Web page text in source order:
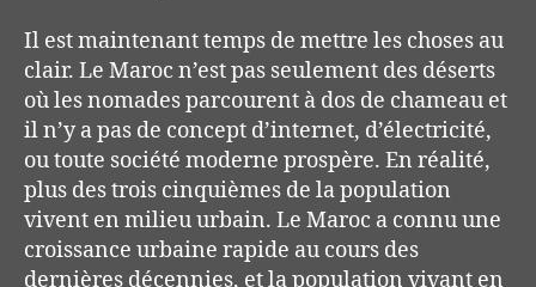
Il est maintenant temps de mettre les choses au
clair. Le Maroc n’est pas seulement des déserts
où les nomades parcourent à dos de chameau et
il n’y a pas de concept d’internet, d’électricité,
ou toute société moderne prospère. En réalité,
plus des trois cinquièmes de la population
vivent en milieu urbain. Le Maroc a connu une
croissance urbaine rapide au cours des
dernières décennies, et la population vivant en